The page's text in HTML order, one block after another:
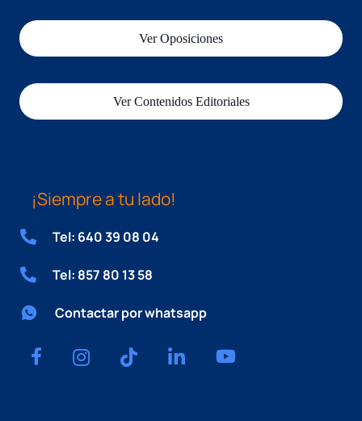
Ver Oposiciones
Ver Contenidos Editoriales
¡Siempre a tu lado!
Tel: 640 39 08 04
Tel: 857 80 13 58
Contactar por whatsapp